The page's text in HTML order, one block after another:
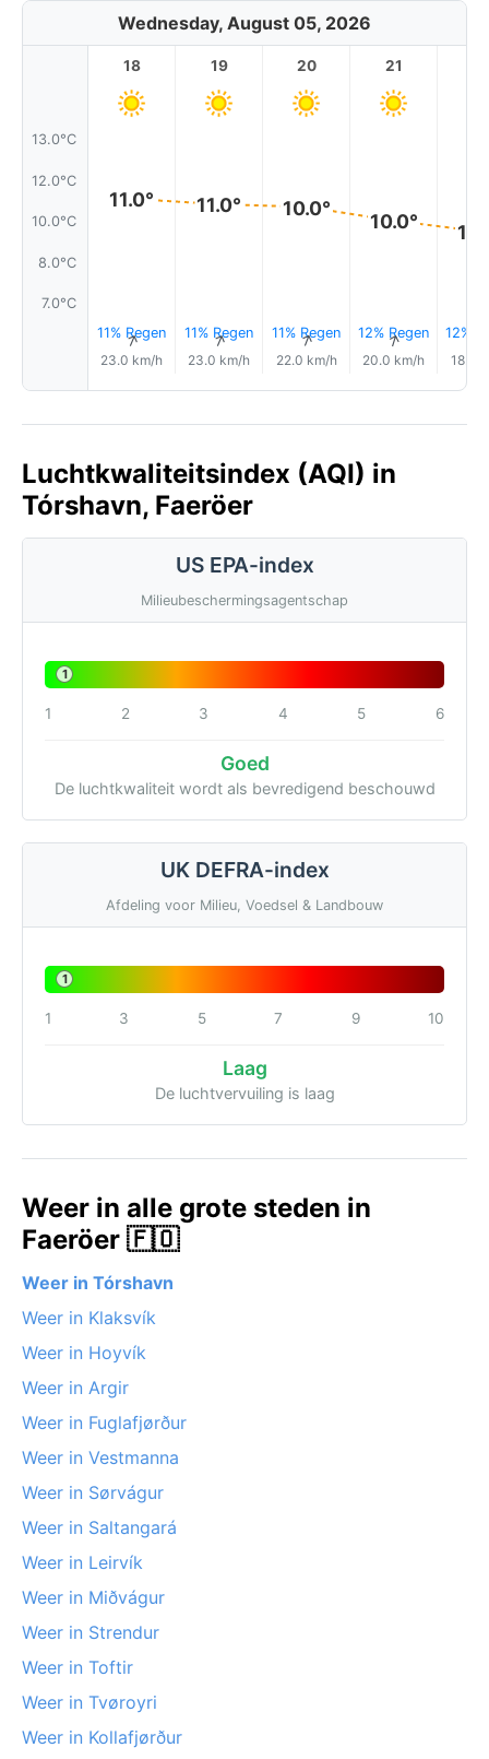
Wednesday, August 05, 2026
13.0°C
12.0°C
10.0°C
8.0°C
7.0°C
18
11.0°
11% Regen
↑
23.0 km/h
19
11.0°
11% Regen
↑
23.0 km/h
20
10.0°
11% Regen
↑
22.0 km/h
21
10.0°
12% Regen
↑
20.0 km/h
12%
18.0
Luchtkwaliteitsindex (AQI) in
Tórshavn, Faeröer
US EPA-index
Milieubeschermingsagentschap
1
1 2 3 4 5 6
Goed
De luchtkwaliteit wordt als bevredigend beschouwd
UK DEFRA-index
Afdeling voor Milieu, Voedsel & Landbouw
1
1 3 5 7 9 10
Laag
De luchtvervuiling is laag
Weer in alle grote steden in
Faeröer 🇫🇴
Weer in Tórshavn
Weer in Klaksvík
Weer in Hoyvík
Weer in Argir
Weer in Fuglafjørður
Weer in Vestmanna
Weer in Sørvágur
Weer in Saltangará
Weer in Leirvík
Weer in Miðvágur
Weer in Strendur
Weer in Toftir
Weer in Tvøroyri
Weer in Kollafjørður